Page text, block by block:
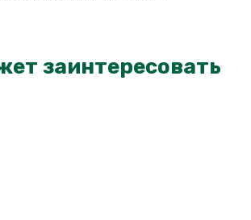
заинтересовать